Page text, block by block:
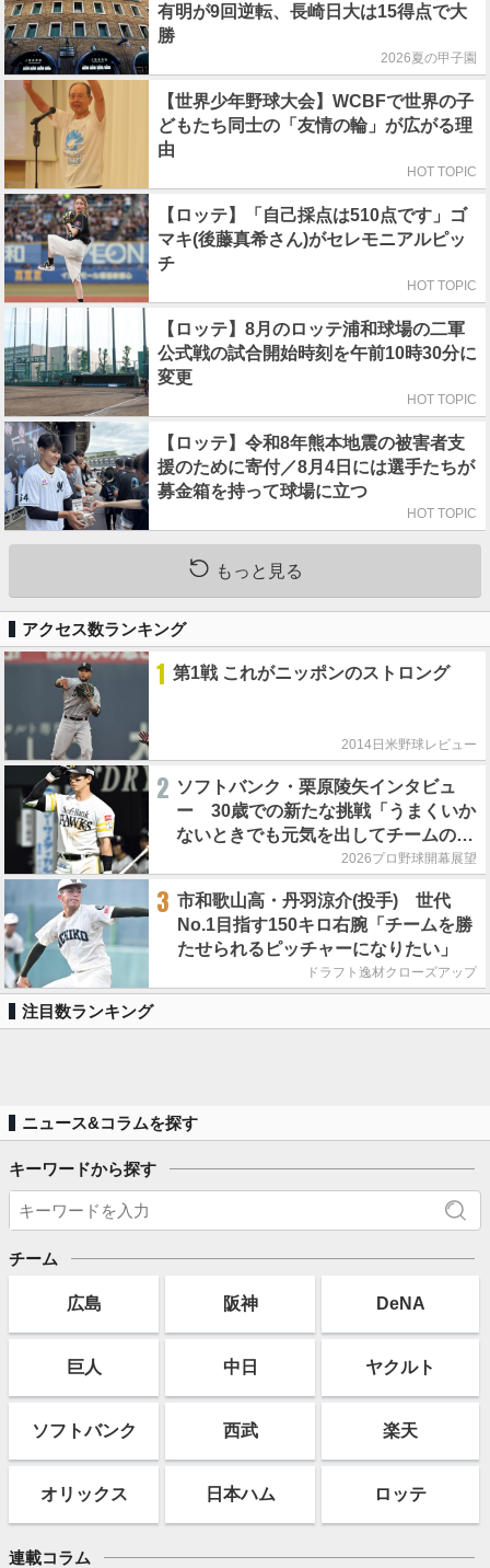
有明が9回逆転、長崎日大は15得点で大
勝
2026夏の甲子園
【世界少年野球大会】WCBFで世界の子
どもたち同士の「友情の輪」が広がる理
由
HOT TOPIC
【ロッテ】「自己採点は510点です」ゴ
マキ(後藤真希さん)がセレモニアルピッ
チ
HOT TOPIC
【ロッテ】8月のロッテ浦和球場の二軍
公式戦の試合開始時刻を午前10時30分に
変更
HOT TOPIC
【ロッテ】令和8年熊本地震の被害者支
援のために寄付／8月4日には選手たちが
募金箱を持って球場に立つ
HOT TOPIC
もっと見る
アクセス数ランキング
1 第1戦 これがニッポンのストロング
2014日米野球レビュー
2 ソフトバンク・栗原陵矢インタビュ
ー 30歳での新たな挑戦「うまくいか
ないときでも元気を出してチームのた
めにやれるかを常に考えています」
2026プロ野球開幕展望
3 市和歌山高・丹羽涼介(投手) 世代
No.1目指す150キロ右腕「チームを勝
たせられるピッチャーになりたい」
ドラフト逸材クローズアップ
注目数ランキング
ニュース&コラムを探す
キーワードから探す
チーム
広島 阪神 DeNA
巨人 中日 ヤクルト
ソフトバンク 西武 楽天
オリックス 日本ハム ロッテ
連載コラム